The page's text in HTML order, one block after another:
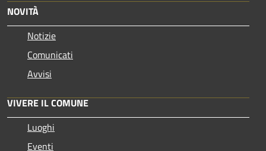
NOVITÀ
Notizie
Comunicati
Avvisi
VIVERE IL COMUNE
Luoghi
Eventi